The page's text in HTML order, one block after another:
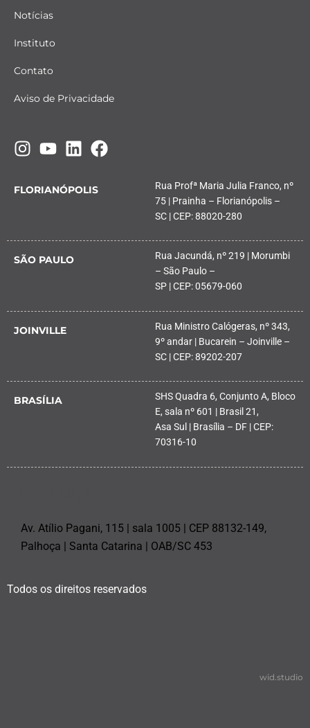
Notícias
Instituto
Contato
Aviso de Privacidade
FLORIANÓPOLIS
Rua Profª Maria Julia Franco, nº
75 | Prainha – Florianópolis –
SC | CEP: 88020-280
SÃO PAULO
Rua Jacundá, nº 219 | Morumbi
– São Paulo –
SP | CEP: 05679-060
JOINVILLE
Rua Ministro Calógeras, nº 343,
9º andar | Bucarein – Joinville –
SC | CEP: 89202-207
BRASÍLIA
SHS Quadra 6, Conjunto A, Bloco
E, sala nº 601 | Brasil 21,
Asa Sul | Brasília – DF | CEP:
70316-10
Av. Atílio Pagani, 115 | sala 1005 | CEP 88132-149,
Palhoça | Santa Catarina | OAB/SC 453
Todos os direitos reservados
wid.studio